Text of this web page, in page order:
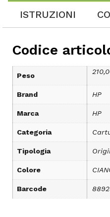
ISTRUZIONI
Codice
Peso
Brand HP
Marca HP
Categoria
Tipologia
Colore
Barcode